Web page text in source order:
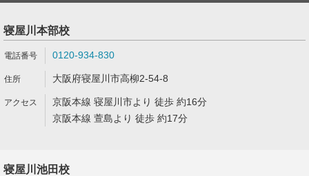
寝屋川本部校
0120-934-830
大阪府寝屋川市高柳2-54-8
京阪本線 寝屋川市より 徒歩 約16分
京阪本線 萱島より 徒歩 約17分
寝屋川池田校